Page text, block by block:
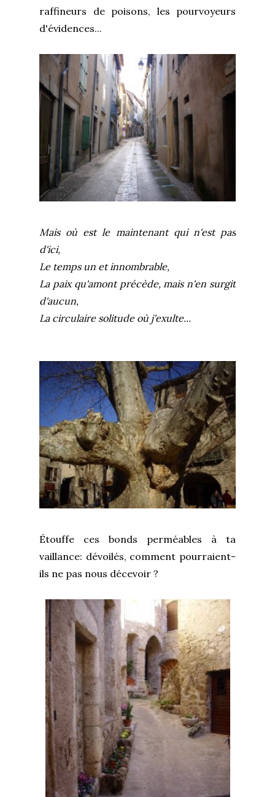
raffineurs de poisons, les pourvoyeurs
d'évidences...
Mais où est le maintenant qui n'est pas
d'ici,
Le temps un et innombrable,
La paix qu'amont précède, mais n'en surgit
d'aucun,
La circulaire solitude où j'exulte...
Étouffe ces bonds perméables à ta
vaillance: dévoilés, comment pourraient-
ils ne pas nous décevoir ?